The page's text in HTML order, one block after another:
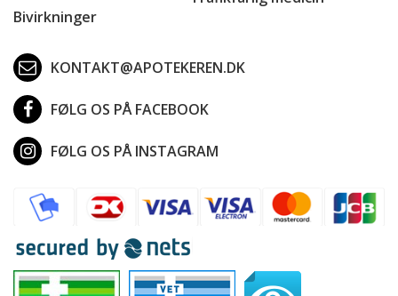
Bivirkninger
KONTAKT@APOTEKEREN.DK
FØLG OS PÅ FACEBOOK
FØLG OS PÅ INSTAGRAM